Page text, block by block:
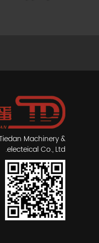
Machinery &
electeical Co., Ltd.